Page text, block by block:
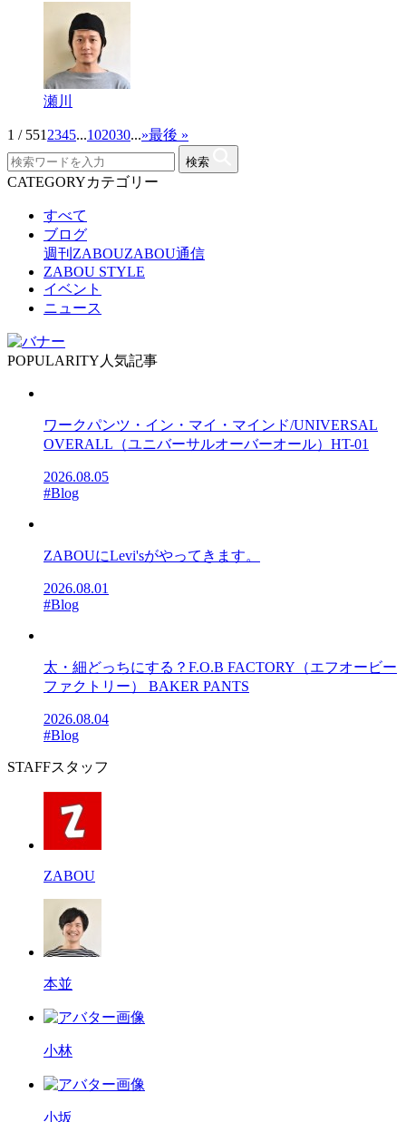
瀬川
1 / 551 2345...102030...»最後 »
検索
CATEGORYカテゴリー
すべて
ブログ
週刊ZABOUZABOU通信
ZABOU STYLE
イベント
ニュース
POPULARITY 人気記事
ワークパンツ・イン・マイ・マインド/UNIVERSAL
OVERALL（ユニバーサルオーバーオール）HT-01
2026.08.05
#Blog
ZABOUにLevi'sがやってきます。
2026.08.01
#Blog
太・細どっちにする？F.O.B FACTORY（エフオービー
ファクトリー） BAKER PANTS
2026.08.04
#Blog
STAFFスタッフ
ZABOU
本並
小林
小坂